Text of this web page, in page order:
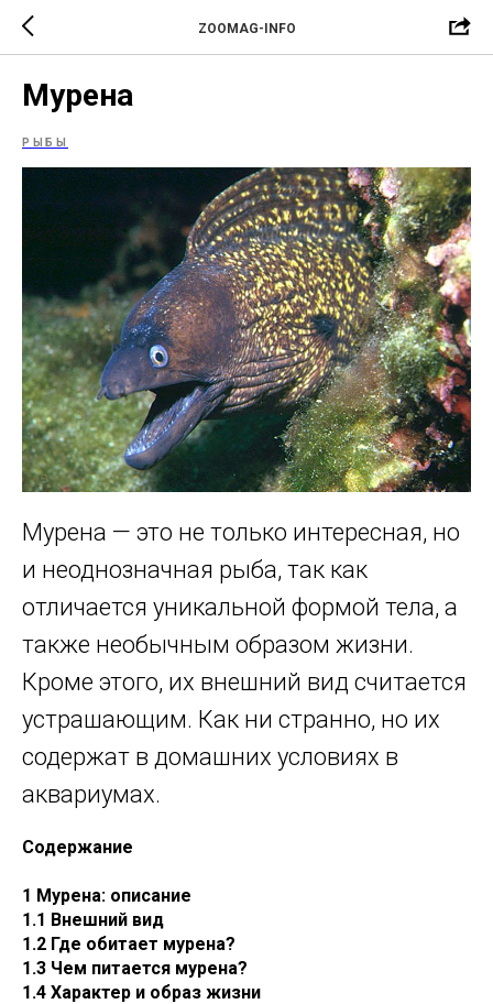
ZOOMAG-INFO
Мурена
РЫБЫ
Мурена — это не только интересная, но
и неоднозначная рыба, так как
отличается уникальной формой тела, а
также необычным образом жизни.
Кроме этого, их внешний вид считается
устрашающим. Как ни странно, но их
содержат в домашних условиях в
аквариумах.
Содержание
1 Мурена: описание
1.1 Внешний вид
1.2 Где обитает мурена?
1.3 Чем питается мурена?
1.4 Характер и образ жизни